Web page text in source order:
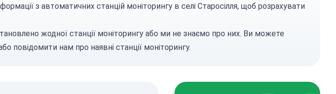
з автоматичних станцій моніторингу в селі Старосілля, щоб розрахувати
жодної станції моніторингу або ми не знаємо про них. Ви можете
повідомити нампро наявні станції моніторингу.